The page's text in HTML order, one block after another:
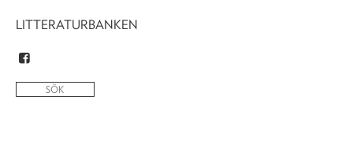
LITTERATURBANKEN